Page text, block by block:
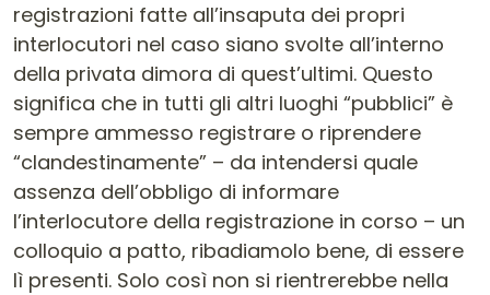
registrazioni fatte all’insaputa dei propri
interlocutori nel caso siano svolte all’interno
della privata dimora di quest’ultimi. Questo
significa che in tutti gli altri luoghi “pubblici” è
sempre ammesso registrare o riprendere
“clandestinamente” – da intendersi quale
assenza dell’obbligo di informare
l’interlocutore della registrazione in corso – un
colloquio a patto, ribadiamolo bene, di essere
lì presenti. Solo così non si rientrerebbe nella